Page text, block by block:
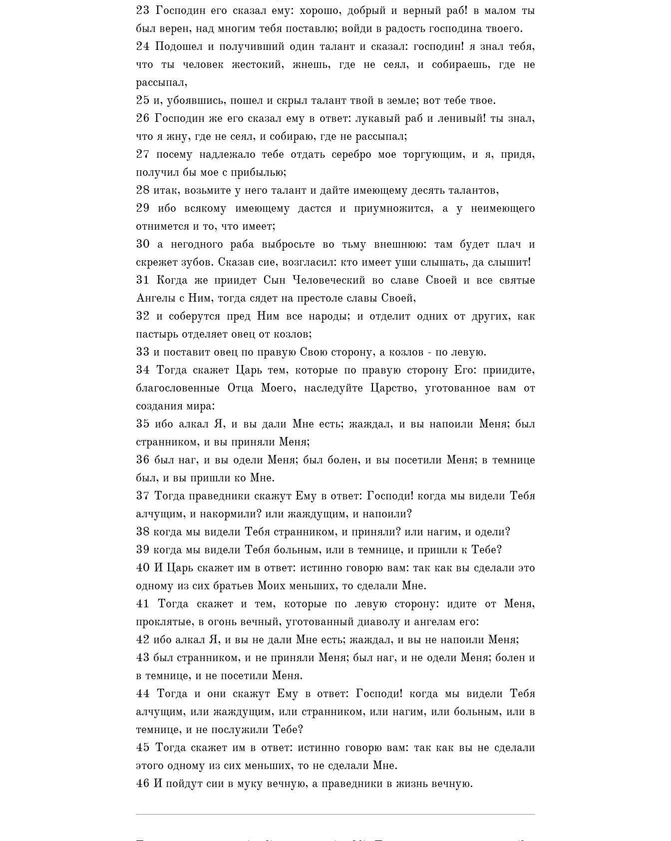
23 Господин его сказал ему: хорошо, добрый и верный раб! в малом ты
был верен, над многим тебя поставлю; войди в радость господина твоего.
24 Подошел и получивший один талант и сказал: господин! я знал тебя,
что ты человек жестокий, жнешь, где не сеял, и собираешь, где не
рассыпал,
25 и, убоявшись, пошел и скрыл талант твой в земле; вот тебе твое.
26 Господин же его сказал ему в ответ: лукавый раб и ленивый! ты знал,
что я жну, где не сеял, и собираю, где не рассыпал;
27 посему надлежало тебе отдать серебро мое торгующим, и я, придя,
получил бы мое с прибылью;
28 итак, возьмите у него талант и дайте имеющему десять талантов,
29 ибо всякому имеющему дастся и приумножится, а у неимеющего
отнимется и то, что имеет;
30 а негодного раба выбросьте во тьму внешнюю: там будет плач и
скрежет зубов. Сказав сие, возгласил: кто имеет уши слышать, да слышит!
31 Когда же приидет Сын Человеческий во славе Своей и все святые
Ангелы с Ним, тогда сядет на престоле славы Своей,
32 и соберутся пред Ним все народы; и отделит одних от других, как
пастырь отделяет овец от козлов;
33 и поставит овец по правую Свою сторону, а козлов - по левую.
34 Тогда скажет Царь тем, которые по правую сторону Его: приидите,
благословенные Отца Моего, наследуйте Царство, уготованное вам от
создания мира:
35 ибо алкал Я, и вы дали Мне есть; жаждал, и вы напоили Меня; был
странником, и вы приняли Меня;
36 был наг, и вы одели Меня; был болен, и вы посетили Меня; в темнице
был, и вы пришли ко Мне.
37 Тогда праведники скажут Ему в ответ: Господи! когда мы видели Тебя
алчущим, и накормили? или жаждущим, и напоили?
38 когда мы видели Тебя странником, и приняли? или нагим, и одели?
39 когда мы видели Тебя больным, или в темнице, и пришли к Тебе?
40 И Царь скажет им в ответ: истинно говорю вам: так как вы сделали это
одному из сих братьев Моих меньших, то сделали Мне.
41 Тогда скажет и тем, которые по левую сторону: идите от Меня,
проклятые, в огонь вечный, уготованный диаволу и ангелам его:
42 ибо алкал Я, и вы не дали Мне есть; жаждал, и вы не напоили Меня;
43 был странником, и не приняли Меня; был наг, и не одели Меня; болен и
в темнице, и не посетили Меня.
44 Тогда и они скажут Ему в ответ: Господи! когда мы видели Тебя
алчущим, или жаждущим, или странником, или нагим, или больным, или в
темнице, и не послужили Тебе?
45 Тогда скажет им в ответ: истинно говорю вам: так как вы не сделали
этого одному из сих меньших, то не сделали Мне.
46 И пойдут сии в муку вечную, а праведники в жизнь вечную.